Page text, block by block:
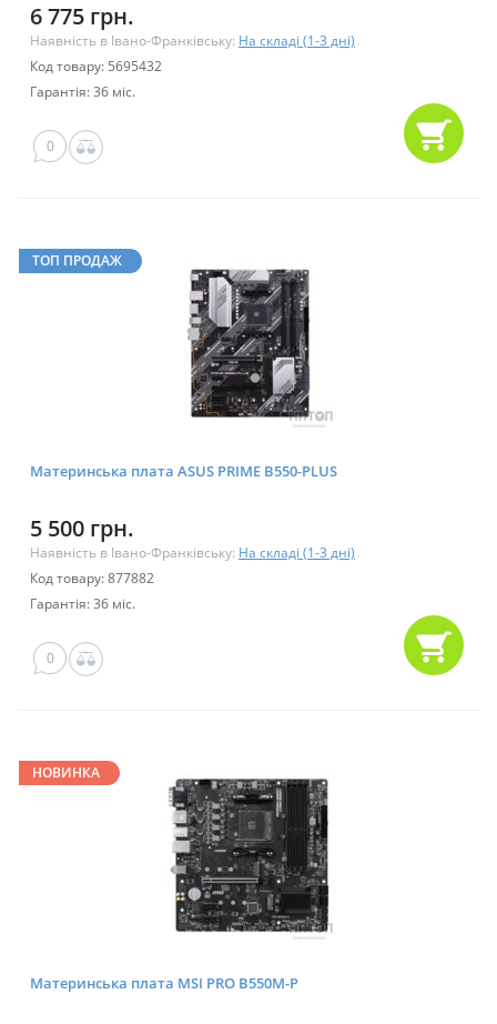
6 775 грн.
Наявність в Івано-Франківську: На складі (1-3 дні)
Код товару: 5695432
Гарантія: 36 міс.
0
ТОП ПРОДАЖ
Материнська плата ASUS PRIME B550-PLUS
5 500 грн.
Наявність в Івано-Франківську: На складі (1-3 дні)
Код товару: 877882
Гарантія: 36 міс.
0
НОВИНКА
Материнська плата MSI PRO B550M-P